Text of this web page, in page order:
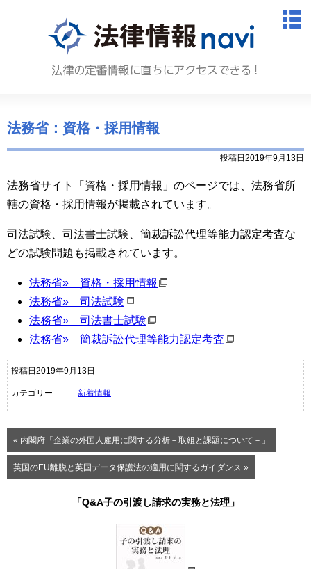
法律情
法務省：資格・採用情報
投稿日2019年9月13日
法務省サイト「資格・採用情報」のページでは、法務省所
轄の資格・採用情報が掲載されています。
司法試験、司法書士試験、簡裁訴訟代理等能力認定考査な
どの試験問題も掲載されています。
法務省» 資格・採用情報
法務省» 司法試験
法務省» 司法書士試験
法務省» 簡裁訴訟代理等能力認定考査
投稿日2019年9月13日
カテゴリー 新着情報
« 内閣府「企業の外国人雇用に関する分析－取組と課題について－」
英国のEU離脱と英国データ保護法の適用に関するガイダンス »
「Q&A子の引渡し請求の実務と法理」